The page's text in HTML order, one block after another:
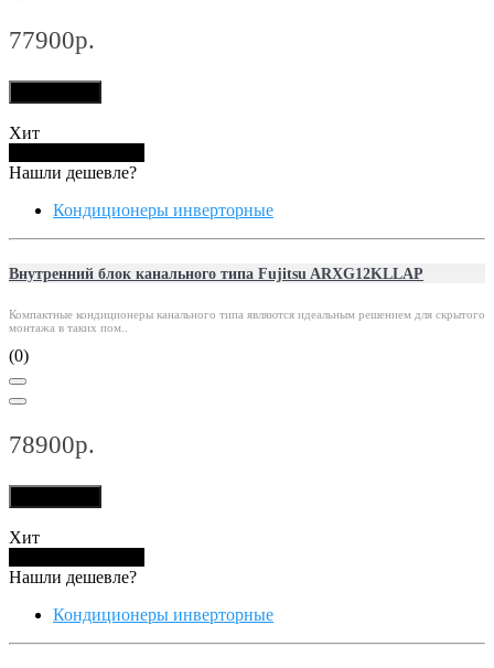
77900р.
Хит
Нашли дешевле?
Кондиционеры инверторные
Внутренний блок канального типа Fujitsu ARXG12KLLAP
Компактные кондиционеры канального типа являются идеальным решением для скрытого
монтажа в таких пом..
(0)
78900р.
Хит
Нашли дешевле?
Кондиционеры инверторные